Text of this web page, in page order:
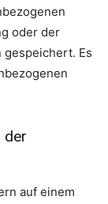
oder der
gespeichert. Es
der
auf einem